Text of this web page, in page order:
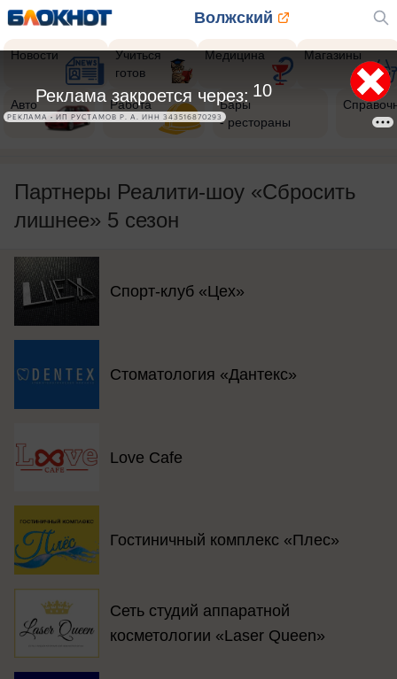
Волжский
Новости
Учиться
готов
Медицина Магазины
Авто Работа
Бары
- рестораны
Партнеры Реалити-шоу «Сбросить
лишнее» 5 сезон
Спорт-клуб «Цех»
Стоматология «Дантекс»
Love Cafe
Гостиничный комплекс «Плес»
Сеть студий аппаратной
косметологии «Laser Queen»
8
Реклама закроется через:
РЕКЛАМА • ИП РУСТАМОВ Р. А. ИНН 343516870293